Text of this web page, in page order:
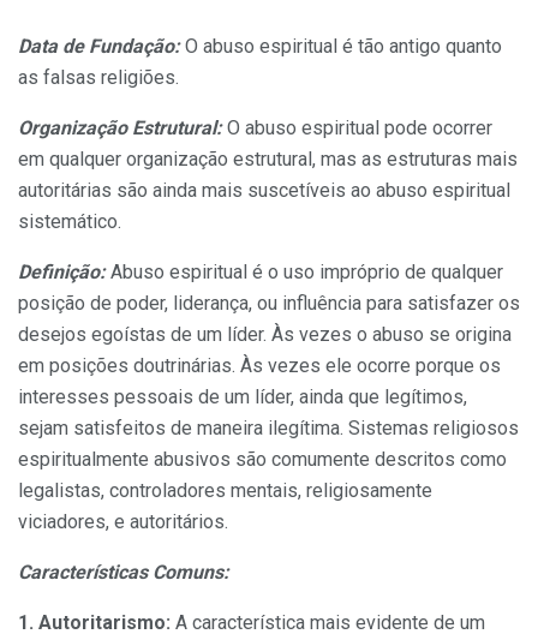
Data de Fundação:O abuso espiritual é tão antigo quanto
as falsas religiões.
Organização Estrutural:O abuso espiritual pode ocorrer
em qualquer organização estrutural, mas as estruturas mais
autoritárias são ainda mais suscetíveis ao abuso espiritual
sistemático.
Definição:Abuso espiritual é o uso impróprio de qualquer
posição de poder, liderança, ou influência para satisfazer os
desejos egoístas de um líder. Às vezes o abuso se origina
em posições doutrinárias. Às vezes ele ocorre porque os
interesses pessoais de um líder, ainda que legítimos,
sejam satisfeitos de maneira ilegítima. Sistemas religiosos
espiritualmente abusivos são comumente descritos como
legalistas, controladores mentais, religiosamente
viciadores, e autoritários.
Características Comuns:
1. Autoritarismo: A característica mais evidente de um